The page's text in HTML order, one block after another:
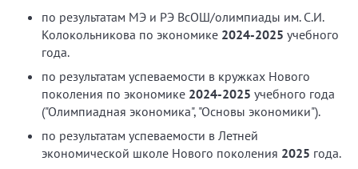
по результатам МЭ и РЭ ВсОШ/олимпиады им. С.И.
Колокольникова по экономике 2024-2025 учебного
года.
по результатам успеваемости в кружках Нового
поколения по экономике 2024-2025 учебного года
("Олимпиадная экономика", "Основы экономики").
по результатам успеваемости в Летней
экономической школе Нового поколения 2025 года.